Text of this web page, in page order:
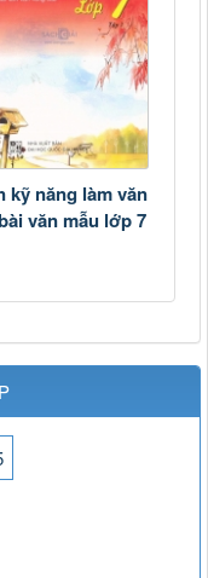
kỹ năng làm văn
văn mẫu lớp 7